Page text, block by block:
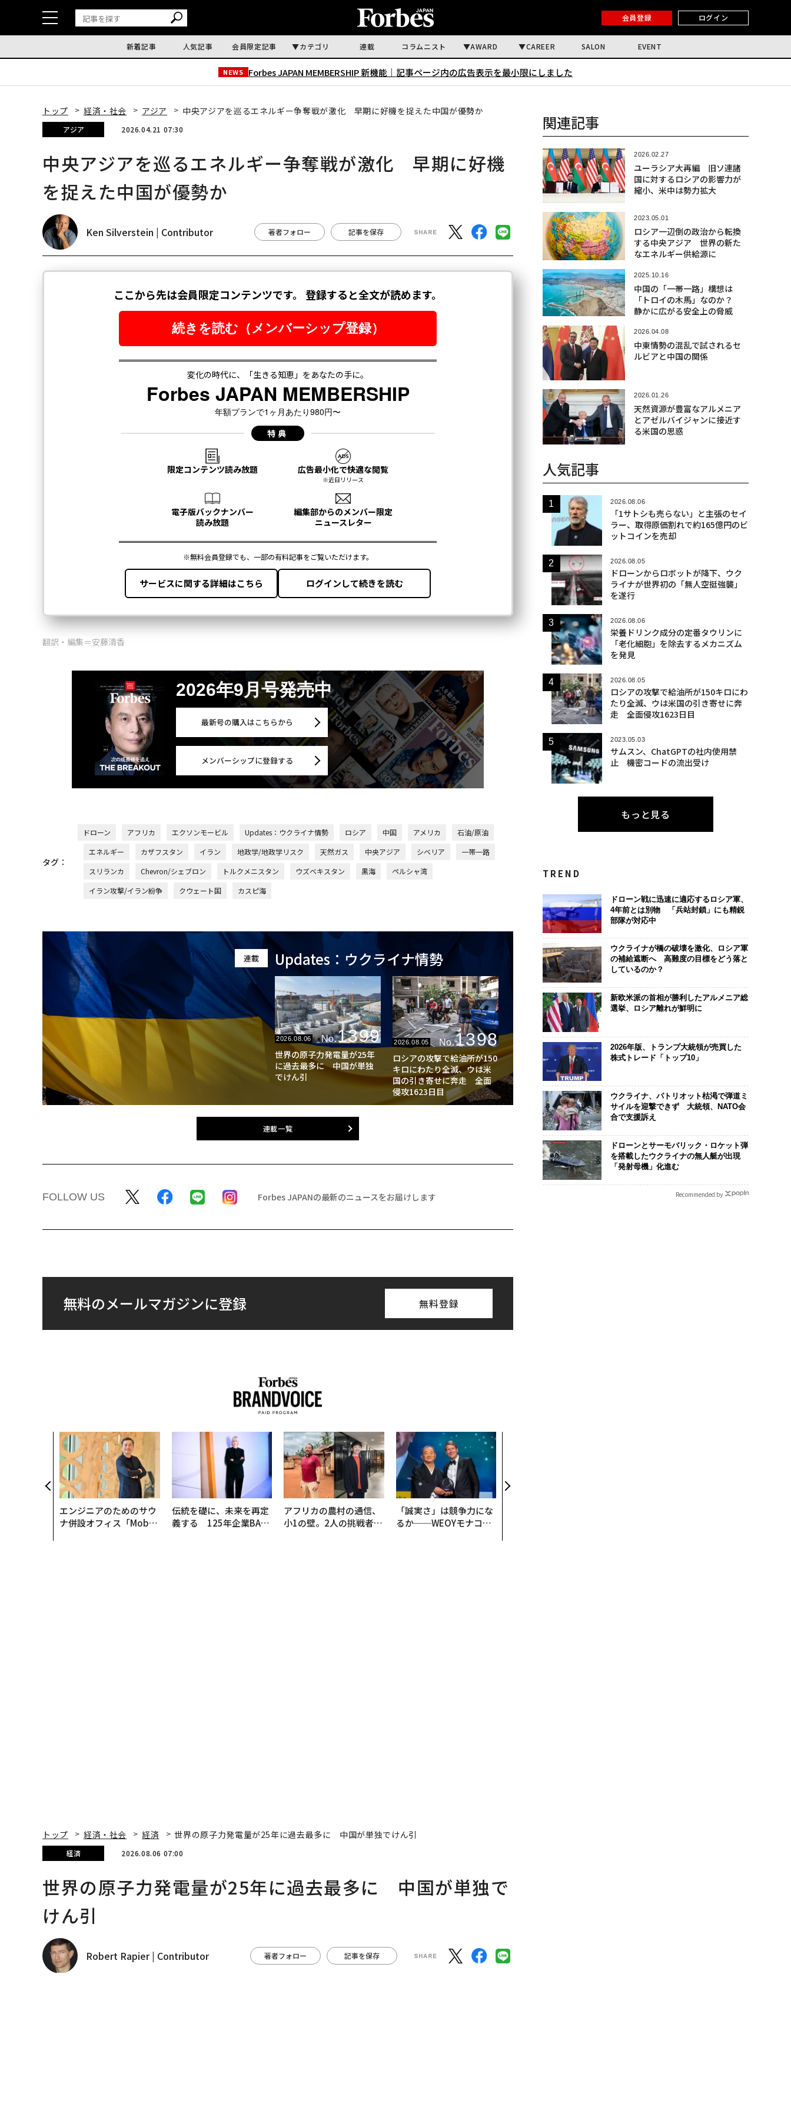
会員登録 ログイン
新着記事 人気記事 会員限定記事 カテゴリ 連載 コラムニスト AWARD CAREER SALON EVENT
NEWS Forbes JAPAN MEMBERSHIP 新機能｜ 記事ページ内の広告表示を最小限にしました
トップ 経済・社会 アジア 中央アジアを巡るエネルギー争奪戦が激化 早期に好機を捉えた中国が優勢か
アジア 2026.04.21 07:30
中央アジアを巡るエネルギー争奪戦が激化 早期に好機
を捉えた中国が優勢か
Ken Silverstein | Contributor 著者フォロー 記事を保存
翻訳・編集＝安藤清香
2026年9月号発売中
最新号の購入はこちらから
メンバーシップに登録する
タグ：
ドローン アフリカ エクソンモービル Updates：ウクライナ情勢 ロシア 中国 アメリカ
石油/原油
エネルギー
カザフスタン イラン 地政学/地政学リスク 天然ガス 中央アジア シベリア
一帯一路
スリランカ
Chevron/シェブロン トルクメニスタン ウズベキスタン 黒海
ペルシャ湾
イラン攻撃/イラン紛争
クウェート国 カスピ海
連載 Updates：ウクライナ情勢
2026.08.06 No.1399
世界の原子力発電量が25年
に過去最多に 中国が単独
でけん引
2026.08.05 No.1398
ロシアの攻撃で給油所が150
キロにわたり全滅、ウは米
国の引き寄せに奔走 全面
侵攻1623日目
連載一覧
FOLLOW US Forbes JAPANの最新のニュースをお届けします
無料のメールマガジンに登録 無料登録
エンジニアのためのサウ
ナ併設オフィス「Mobiu
伝統を礎に、未来を再定
義する 125年企業BAT
アフリカの農村の通信、
小1の壁。2人の挑戦者が
「誠実さ」は競争力にな
るか──WEOYモナコで
関連記事
2026.02.27
ユーラシア大再編 旧ソ連諸
国に対するロシアの影響力が
縮小、米中は勢力拡大
2023.05.01
ロシア一辺倒の政治から転換
する中央アジア 世界の新た
なエネルギー供給源に
2025.10.16
中国の「一帯一路」構想は
「トロイの木馬」なのか？
静かに広がる安全上の脅威
2026.04.08
中東情勢の混乱で試されるセ
ルビアと中国の関係
2026.01.26
天然資源が豊富なアルメニア
とアゼルバイジャンに接近す
る米国の思惑
人気記事
2026.08.06
「1サトシも売らない」と主張のセイ
ラー、取得原価割れで約165億円のビ
ットコインを売却
2026.08.05
ドローンからロボットが降下、ウク
ライナが世界初の「無人空挺強襲」
を遂行
2026.08.06
栄養ドリンク成分の定番タウリンに
「老化細胞」を除去するメカニズム
を発見
2026.08.05
ロシアの攻撃で給油所が150キロにわ
たり全滅、ウは米国の引き寄せに奔
走 全面侵攻1623日目
2023.05.03
サムスン、ChatGPTの社内使用禁
止 機密コードの流出受け
もっと見る
TREND
ドローン戦に迅速に適応するロシア軍、
4年前とは別物 「兵站封鎖」にも精鋭
部隊が対応中
ウクライナが橋の破壊を激化、ロシア軍
の補給遮断へ 高難度の目標をどう落と
しているのか？
新欧米派の首相が勝利したアルメニア総
選挙、ロシア離れが鮮明に
2026年版、トランプ大統領が売買した
株式トレード「トップ10」
ウクライナ、パトリオット枯渇で弾道ミ
サイルを迎撃できず 大統領、NATO会
合で支援訴え
ドローンとサーモバリック・ロケット弾
を搭載したウクライナの無人艇が出現
「発射母機」化進む
Recommended by
トップ 経済・社会 経済 世界の原子力発電量が25年に過去最多に 中国が単独でけん引
経済 2026.08.06 07:00
世界の原子力発電量が25年に過去最多に 中国が単独で
けん引
Robert Rapier | Contributor 著者フォロー 記事を保存